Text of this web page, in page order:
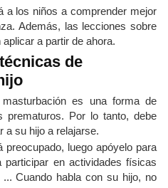
a los niños a comprender mejor
Además, las lecciones sobre
aplicar a partir de ahora.
de
es una forma de
Por lo tanto, debe
a su hijo a relajarse.
luego apóyelo para
en actividades físicas
Cuando habla con su hijo, no